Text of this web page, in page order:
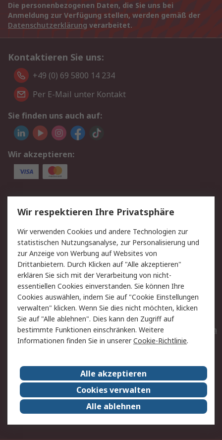
Die personenbezogenen Daten, die Sie uns bei
Anmeldung zur Verfügung stellen, werden gemäß der
Datenschutzerklärung verarbeitet.
Kontaktieren Sie uns:
+49 (0) 69 5800 14 234
Per E-Mail unter Kontakt
Sie finden uns auch auf:
Wir akzeptieren:
Service
Value Added Services
Lieferlösungen
Rücksendungen
Kontakt
Hilfe
Privatkunden
Rechtliches
AGB
Datenschutz
Cookie-Richtlinie
Zahlungsbedingungen
Copyright/Impressum
Entsorgung
Elektrogeräte/Batterien
RS weltweit
Karriere bei RS
Nachhaltigkeit
Qualität/Umwelt/ZertifikatePresse-Center
Event-Center
Wir respektieren Ihre Privatsphäre
Wir verwenden Cookies und andere Technologien zur
statistischen Nutzungsanalyse, zur Personalisierung und
zur Anzeige von Werbung auf Websites von
Drittanbietern. Durch Klicken auf "Alle akzeptieren"
erklären Sie sich mit der Verarbeitung von nicht-
essentiellen Cookies einverstanden. Sie können Ihre
Cookies auswählen, indem Sie auf "Cookie Einstellungen
verwalten" klicken. Wenn Sie dies nicht möchten, klicken
Sie auf "Alle ablehnen". Dies kann den Zugriff auf
bestimmte Funktionen einschränken. Weitere
Informationen finden Sie in unsererCookie-Richtlinie.
Alle akzeptieren
Cookies verwalten
Alle ablehnen